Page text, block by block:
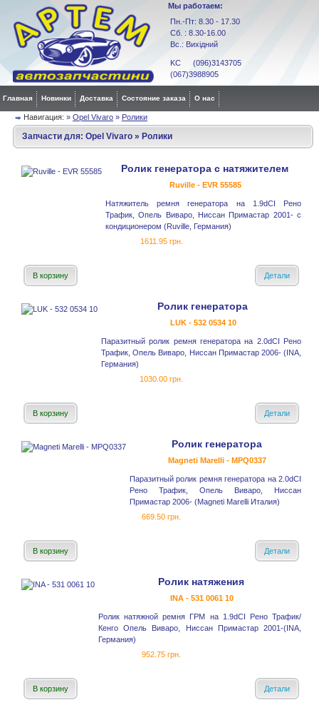
Мы работаем:
Пн.-Пт: 8.30 - 17.30
Сб. : 8.30-16.00
Вс.: Вихідний
KC (096)3143705
(067)3988905
Главная Новинки Доставка Состояние заказа О нас
Навигация: » Opel Vivaro » Ролики
Запчасти для: Opel Vivaro » Ролики
Ролик генератора с натяжителем
Ruville - EVR 55585
Натяжитель ремня генератора на 1.9dCI Рено
Трафик, Опель Виваро, Ниссан Примастар 2001- с
кондиционером (Ruville, Германия)
1611.95 грн.
В корзину Детали
Ролик генератора
LUK - 532 0534 10
Паразитный ролик ремня генератора на 2.0dCI Рено
Трафик, Опель Виваро, Ниссан Примастар 2006- (INA,
Германия)
1030.00 грн.
В корзину Детали
Ролик генератора
Magneti Marelli - MPQ0337
Паразитный ролик ремня генератора на 2.0dCI
Рено Трафик, Опель Виваро, Ниссан
Примастар 2006- (Magneti Marelli Италия)
669.50 грн.
В корзину Детали
Ролик натяжения
INA - 531 0061 10
Ролик натяжной ремня ГРМ на 1.9dCI Рено Трафик/
Кенго Опель Виваро, Ниссан Примастар 2001-(INA,
Германия)
952.75 грн.
В корзину Детали